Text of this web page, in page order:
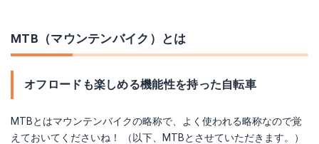
MTB（マウンテンバイク）とは
オフロードも楽しめる機能性を持った自転車
MTBとはマウンテンバイクの略称で、よく使われる略称なので覚
えておいてくださいね！ （以下、MTBとさせていただきます。）